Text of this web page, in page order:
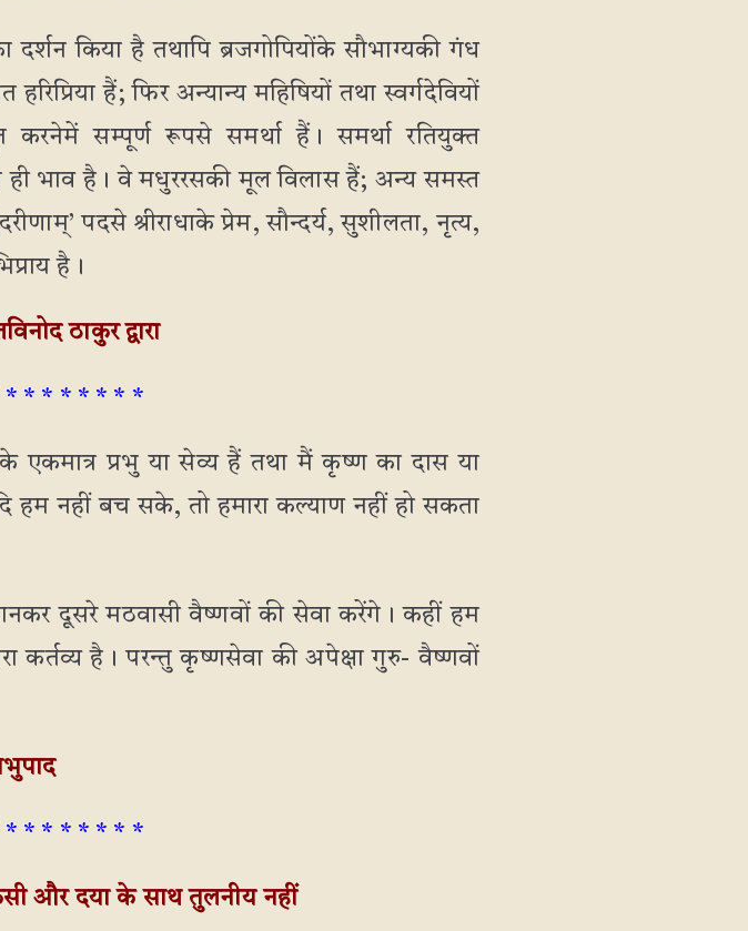
दर्शन किया है तथापि ब्रजगोपियोंके सौभाग्यकी गंध
हैं; फिर अन्यान्य महिषियों तथा स्वर्गदेवियों
करनेमें सम्पूर्ण रूपसे समर्था हैं। समर्था रतियुक्त
ही भाव है। वे मधुररसकी मूल विलास हैं; अन्य समस्त
पदसे श्रीराधाके प्रेम, सौन्दर्य, सुशीलता, नृत्य,
है।
ठाकुर द्वारा
* * * * * * *
प्रभु या सेव्य हैं तथा मैं कृष्ण का दास या
हम नहीं बच सके, तो हमारा कल्याण नहीं हो सकता
दूसरे मठवासी वैष्णवों की सेवा करेंगे। कहीं हम
है। परन्तु कृष्णसेवा की अपेक्षा गुरु- वैष्णवों
* * * * * * *
और दया के साथ तुलनीय नहीं